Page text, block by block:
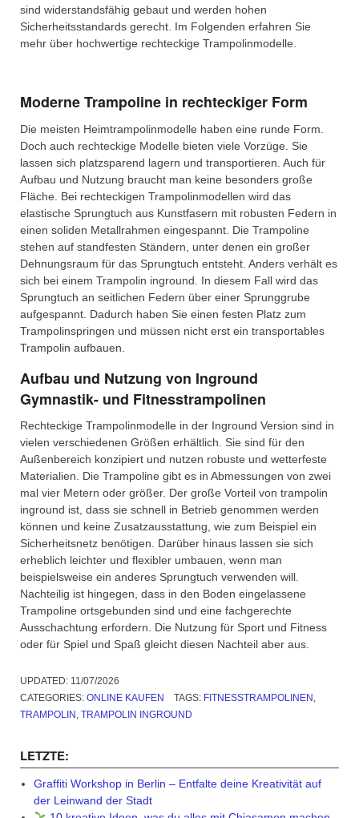
sind widerstandsfähig gebaut und werden hohen
Sicherheitsstandards gerecht. Im Folgenden erfahren Sie
mehr über hochwertige rechteckige Trampolinmodelle.
Moderne Trampoline in rechteckiger Form
Die meisten Heimtrampolinmodelle haben eine runde Form.
Doch auch rechteckige Modelle bieten viele Vorzüge. Sie
lassen sich platzsparend lagern und transportieren. Auch für
Aufbau und Nutzung braucht man keine besonders große
Fläche. Bei rechteckigen Trampolinmodellen wird das
elastische Sprungtuch aus Kunstfasern mit robusten Federn in
einen soliden Metallrahmen eingespannt. Die Trampoline
stehen auf standfesten Ständern, unter denen ein großer
Dehnungsraum für das Sprungtuch entsteht. Anders verhält es
sich bei einem Trampolin inground. In diesem Fall wird das
Sprungtuch an seitlichen Federn über einer Sprunggrube
aufgespannt. Dadurch haben Sie einen festen Platz zum
Trampolinspringen und müssen nicht erst ein transportables
Trampolin aufbauen.
Aufbau und Nutzung von Inground
Gymnastik- und Fitnesstrampolinen
Rechteckige Trampolinmodelle in der Inground Version sind in
vielen verschiedenen Größen erhältlich. Sie sind für den
Außenbereich konzipiert und nutzen robuste und wetterfeste
Materialien. Die Trampoline gibt es in Abmessungen von zwei
mal vier Metern oder größer. Der große Vorteil von trampolin
inground ist, dass sie schnell in Betrieb genommen werden
können und keine Zusatzausstattung, wie zum Beispiel ein
Sicherheitsnetz benötigen. Darüber hinaus lassen sie sich
erheblich leichter und flexibler umbauen, wenn man
beispielsweise ein anderes Sprungtuch verwenden will.
Nachteilig ist hingegen, dass in den Boden eingelassene
Trampoline ortsgebunden sind und eine fachgerechte
Ausschachtung erfordern. Die Nutzung für Sport und Fitness
oder für Spiel und Spaß gleicht diesen Nachteil aber aus.
UPDATED: 11/07/2026
CATEGORIES: ONLINE KAUFEN TAGS: FITNESSTRAMPOLINEN ,
TRAMPOLIN , TRAMPOLIN INGROUND
LETZTE:
Graffiti Workshop in Berlin – Entfalte deine Kreativität auf
der Leinwand der Stadt